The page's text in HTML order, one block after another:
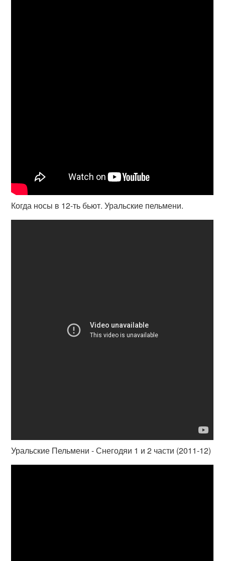
Когда носы в 12-ть бьют. Уральские пельмени.
Уральские Пельмени - Снегодяи 1 и 2 части (2011-12)